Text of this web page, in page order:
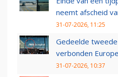
neemt afscheid
31-07-2026, 11:25
Gedeelde
verbonden
31-07-2026, 10:37